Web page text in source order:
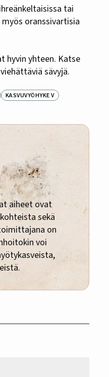
tai
myös oranssivartisia
hyvin yhteen. Katse
sävyjä.
KASVUVYÖHYKE V
aiheet ovat
sekä
on
voi